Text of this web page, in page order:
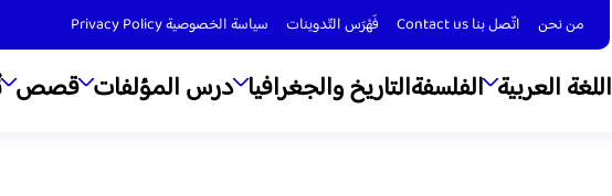
من نحن اتّصل بنا Contact us فَهْرَس التّدوينات سياسة الخصوصية Privacy Policy
اللغة العربية الفلسفةالتاريخ والجغرافيا درس المؤلفات قصص